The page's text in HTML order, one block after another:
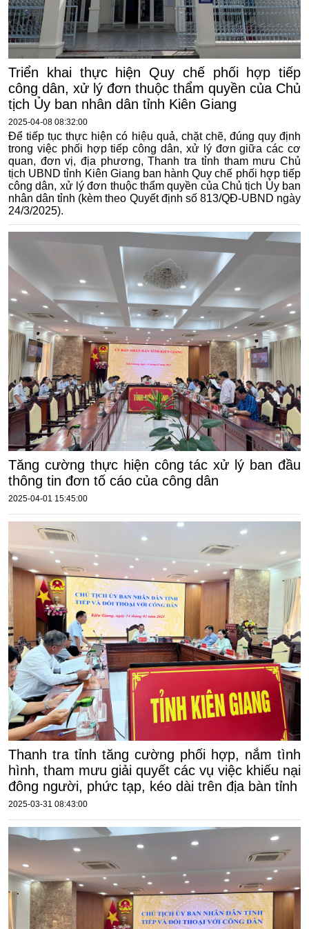
Triển khai thực hiện Quy chế phối hợp tiếp
công dân, xử lý đơn thuộc thẩm quyền của Chủ
tịch Ủy ban nhân dân tỉnh Kiên Giang
2025-04-08 08:32:00
Để tiếp tục thực hiện có hiệu quả, chặt chẽ, đúng quy định
trong việc phối hợp tiếp công dân, xử lý đơn giữa các cơ
quan, đơn vị, địa phương, Thanh tra tỉnh tham mưu Chủ
tịch UBND tỉnh Kiên Giang ban hành Quy chế phối hợp tiếp
công dân, xử lý đơn thuộc thẩm quyền của Chủ tịch Ủy ban
nhân dân tỉnh (kèm theo Quyết định số 813/QĐ-UBND ngày
24/3/2025).
Tăng cường thực hiện công tác xử lý ban đầu
thông tin đơn tố cáo của công dân
2025-04-01 15:45:00
Thanh tra tỉnh tăng cường phối hợp, nắm tình
hình, tham mưu giải quyết các vụ việc khiếu nại
đông người, phức tạp, kéo dài trên địa bàn tỉnh
2025-03-31 08:43:00